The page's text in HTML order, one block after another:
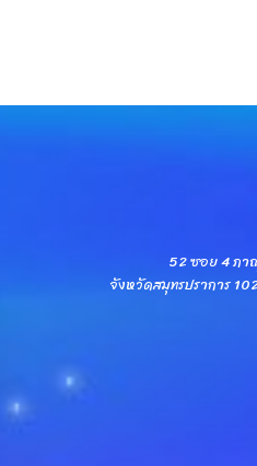
52 ซอย 4 ภา
จังหวัดสมุทรปราการ